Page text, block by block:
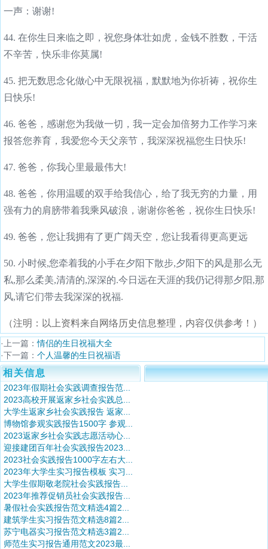
一声：谢谢!
44. 在你生日来临之即，祝您身体壮如虎，金钱不胜数，干活
不辛苦，快乐非你莫属!
45. 把无数思念化做心中无限祝福，默默地为你祈祷，祝你生
日快乐!
46. 爸爸，感谢您为我做一切，我一定会加倍努力工作学习来
报答您养育，我爱您今天父亲节，我深深祝福您生日快乐!
47. 爸爸，你我心里最最伟大!
48. 爸爸，你用温暖的双手给我信心，给了我无穷的力量，用
强有力的肩膀带着我乘风破浪，谢谢你爸爸，祝你生日快乐!
49. 爸爸，您让我拥有了更广阔天空，您让我看得更高更远
50. 小时候,您牵着我的小手在夕阳下散步,夕阳下的风是那么无
私,那么柔美,清清的,深深的.今日远在天涯的我仍记得那夕阳,那
风,请它们带去我深深的祝福.
（注明：以上资料来自网络历史信息整理，内容仅供参考！）
·上一篇：情侣的生日祝福大全
·下一篇： 个人温馨的生日祝福语
相关信息
2023年假期社会实践调查报告范...
2023高校开展返家乡社会实践总...
大学生返家乡社会实践报告 返家...
博物馆参观实践报告1500字 参观...
2023返家乡社会实践志愿活动心...
迎接建团百年社会实践报告2023...
2023社会实践报告1000字左右大...
2023年大学生实习报告模板 实习...
大学生假期敬老院社会实践报告...
2023年推荐促销员社会实践报告...
暑假社会实践报告范文精选4篇2...
建筑学生实习报告范文精选8篇2...
苏宁电器实习报告范文精选3篇2...
师范生实习报告通用范文2023最...